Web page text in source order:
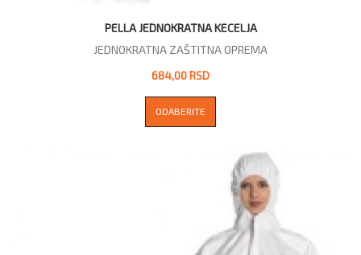
PELLA JEDNOKRATNA KECELJA
JEDNOKRATNA ZAŠTITNA OPREMA
684,00 RSD
ODABERITE